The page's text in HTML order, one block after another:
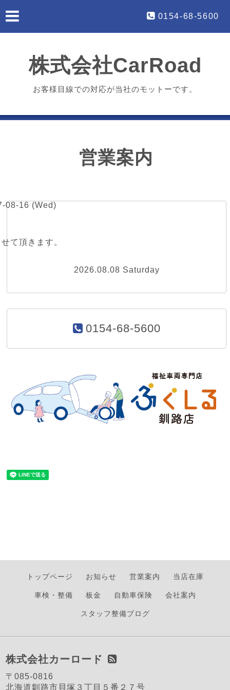
0154-68-5600
株式会社CarRoad
お客様目線での対応が当社のモットーです。
営業案内
08-16 (Wed)
て頂きます。
2026.08.08 Saturday
0154-68-5600
トップページ お知らせ 営業案内 当店在庫
車検・整備 板金 自動車保険 会社案内
スタッフ整備ブログ
株式会社カーロード
〒085-0816
北海道釧路市貝塚３丁目５番２７号